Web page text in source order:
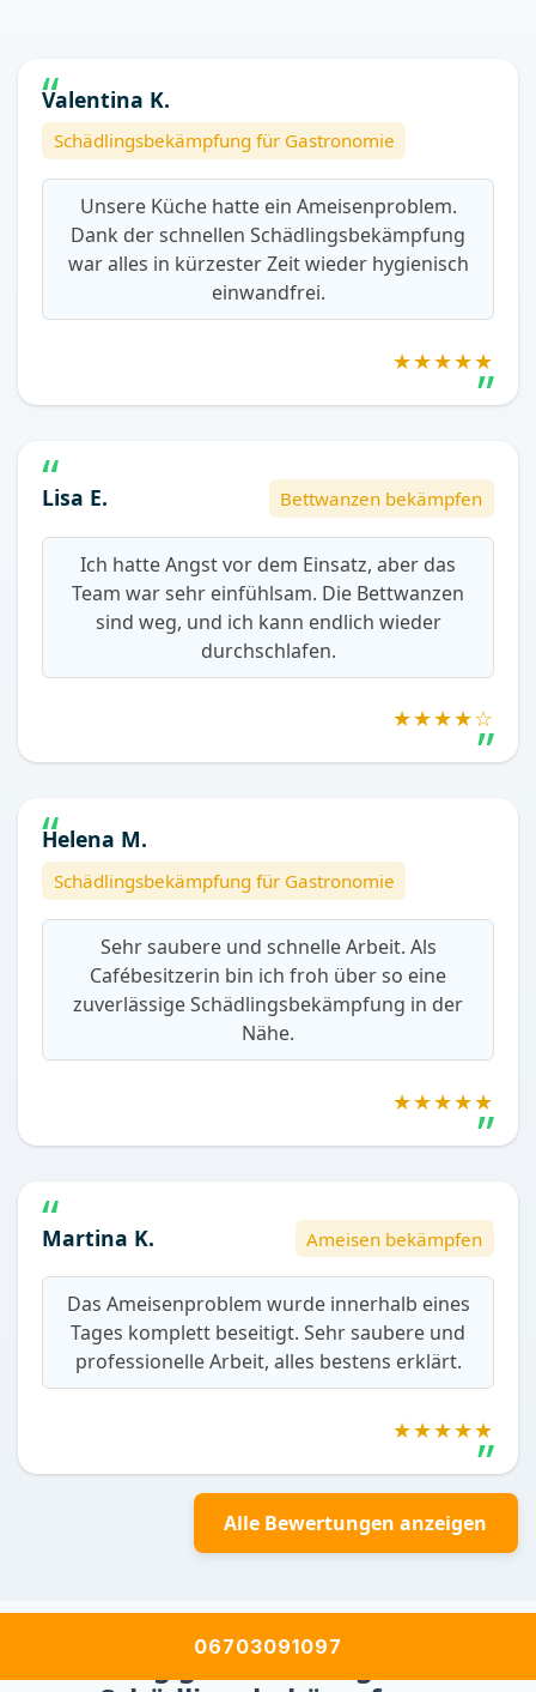
Valentina K.
Schädlingsbekämpfung für Gastronomie
Unsere Küche hatte ein Ameisenproblem.
Dank der schnellen Schädlingsbekämpfung
war alles in kürzester Zeit wieder hygienisch
einwandfrei.
★★★★★
Lisa E. Bettwanzen bekämpfen
Ich hatte Angst vor dem Einsatz, aber das
Team war sehr einfühlsam. Die Bettwanzen
sind weg, und ich kann endlich wieder
durchschlafen.
★★★★☆
Helena M.
Schädlingsbekämpfung für Gastronomie
Sehr saubere und schnelle Arbeit. Als
Cafébesitzerin bin ich froh über so eine
zuverlässige Schädlingsbekämpfung in der
Nähe.
★★★★★
Martina K. Ameisen bekämpfen
Das Ameisenproblem wurde innerhalb eines
Tages komplett beseitigt. Sehr saubere und
professionelle Arbeit, alles bestens erklärt.
★★★★★
Alle Bewertungen anzeigen
Häufig gestellte Fragen zur
06703091097